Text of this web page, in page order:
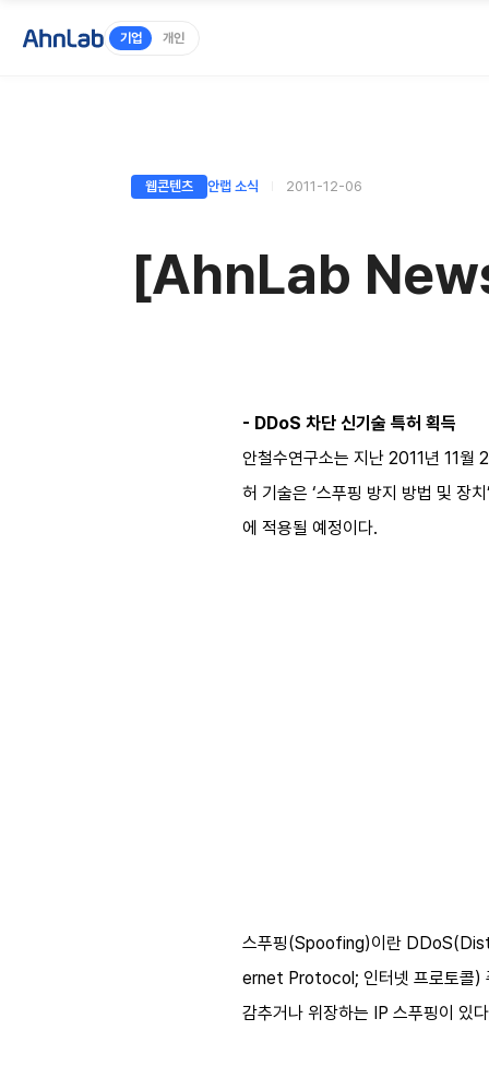
기업 개인
웹콘텐츠 안랩 소식 2011-12-06
[AhnLab
- DDoS 차단 신기술 특허 획득
안철수연구소는 지난 2011년 11월
허 기술은 ‘스푸핑 방지 방법 및 장
에 적용될 예정이다.
스푸핑(Spoofing)이란
ernet Protocol; 인터넷 프로토콜)
감추거나 위장하는 IP 스푸핑이 있